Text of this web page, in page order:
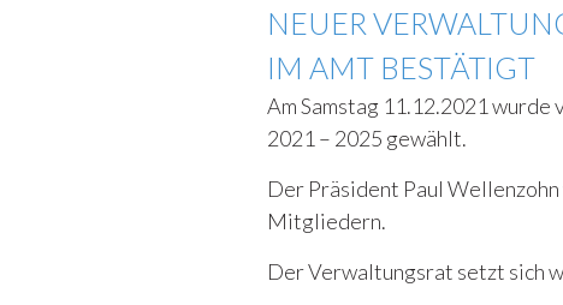
NEUER
IM AMT BESTÄTIGT
Am Samstag 11.12.2021
2021 – 2025 gewählt.
Der Präsident Paul
Mitgliedern.
Der Verwaltungsrat setzt sich